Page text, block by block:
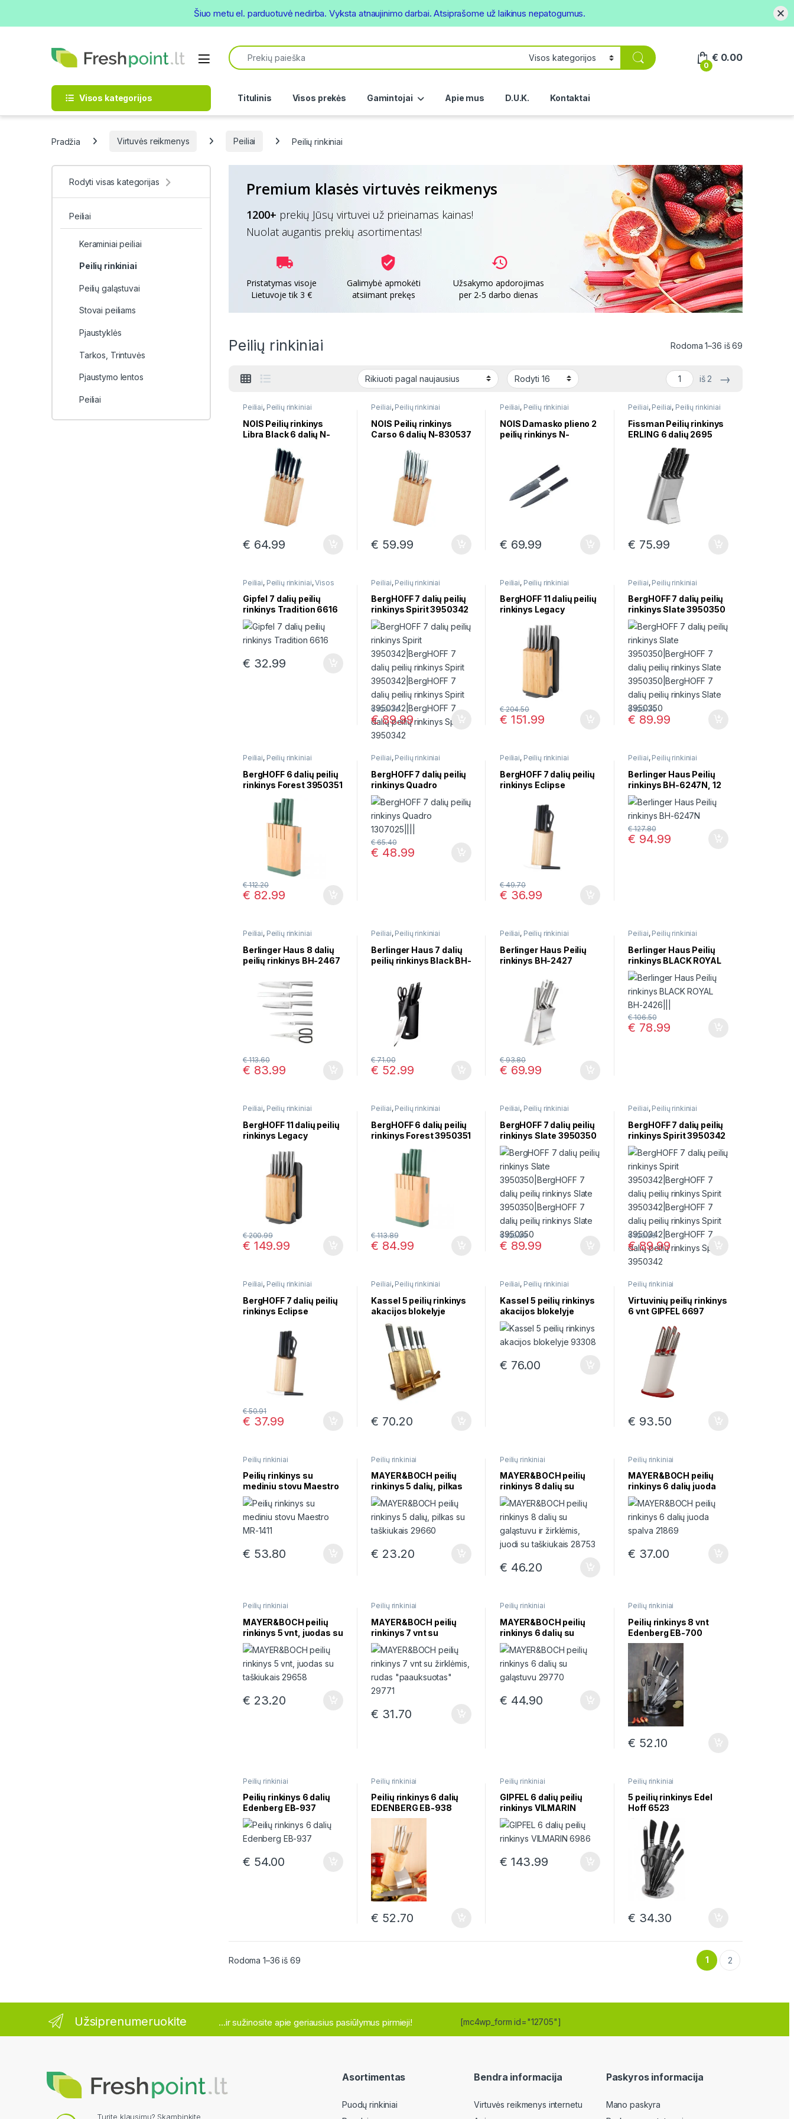
Open
Search for:
0
€ 0.00
Visos kategorijos Titulinis Visos prekės Gamintojai Apie mus D.U.K. Kontaktai
Pradžia Virtuvės reikmenys Peiliai Peilių rinkiniai
1200+ prekių Jūsų virtuvei už prieinamas kainas!
Nuolat augantis prekių asortimentas!
Premium klasės virtuvės reikmenys
Pristatymas visoje
Lietuvoje tik 3 €
Galimybė apmokėti
atsiimant prekęs
Užsakymo apdorojimas
per 2-5 darbo dienas
Peilių rinkiniai Rodoma 1–36 iš 69
iš 2 →
Peiliai, Peilių rinkiniai
NOIS Peilių rinkinys
Libra Black 6 dalių N-
€ 64.99
Peiliai, Peilių rinkiniai
NOIS Peilių rinkinys
Carso 6 dalių N-830537
€ 59.99
Peiliai, Peilių rinkiniai
NOIS Damasko plieno 2
peilių rinkinys N-
€ 69.99
Peiliai, Peiliai, Peilių rinkiniai
Fissman Peilių rinkinys
ERLING 6 dalių 2695
€ 75.99
Peiliai, Peilių rinkiniai,Visos
Gipfel 7 dalių peilių
rinkinys Tradition 6616
€ 32.99
Peiliai, Peilių rinkiniai
BergHOFF 7 dalių peilių
rinkinys Spirit 3950342
€89.99
€120.70
Peiliai, Peilių rinkiniai
BergHOFF 11 dalių peilių
rinkinys Legacy
€ 151.99
€204.50
Peiliai, Peilių rinkiniai
BergHOFF 7 dalių peilių
rinkinys Slate 3950350
€ 89.99
€120.70
Peiliai, Peilių rinkiniai
BergHOFF 6 dalių peilių
rinkinys Forest 3950351
€ 82.99
€112.20
Peiliai, Peilių rinkiniai
BergHOFF 7 dalių peilių
rinkinys Quadro
1307025
€ 48.99
€65.40
Peiliai, Peilių rinkiniai
BergHOFF 7 dalių peilių
rinkinys Eclipse
€ 36.99
€49.70
Peiliai, Peilių rinkiniai
Berlinger Haus Peilių
rinkinys BH-6247N, 12
dalių
€ 94.99
€127.80
Peiliai, Peilių rinkiniai
Berlinger Haus 8 dalių
peilių rinkinys BH-2467
€ 83.99
€113.60
Peiliai, Peilių rinkiniai
Berlinger Haus 7 dalių
peilių rinkinys Black BH-
€ 52.99
€71.00
Peiliai, Peilių rinkiniai
Berlinger Haus Peilių
rinkinys BH-2427
€ 69.99
€93.80
Peiliai, Peilių rinkiniai
Berlinger Haus Peilių
rinkinys BLACK ROYAL
BH-2426
€ 78.99
€106.50
Peiliai, Peilių rinkiniai
BergHOFF 11 dalių peilių
rinkinys Legacy
€ 149.99
€200.99
Peiliai, Peilių rinkiniai
BergHOFF 6 dalių peilių
rinkinys Forest 3950351
€ 84.99
€113.89
Peiliai, Peilių rinkiniai
BergHOFF 7 dalių peilių
rinkinys Slate 3950350
€ 89.99
€120.59
Peiliai, Peilių rinkiniai
BergHOFF 7 dalių peilių
rinkinys Spirit 3950342
€89.99
€120.59
Peiliai, Peilių rinkiniai
BergHOFF 7 dalių peilių
rinkinys Eclipse
€ 37.99
€50.91
Peiliai, Peilių rinkiniai
Kassel 5 peilių rinkinys
akacijos blokelyje
93306
€ 70.20
Peiliai, Peilių rinkiniai
Kassel 5 peilių rinkinys
akacijos blokelyje
93308
€ 76.00
Peilių rinkiniai
Virtuvinių peilių rinkinys
6 vnt GIPFEL 6697
€ 93.50
Peilių rinkiniai
Peilių rinkinys su
mediniu stovu Maestro
MR-1411
€ 53.80
Peilių rinkiniai
MAYER&BOCH peilių
rinkinys 5 dalių, pilkas
su taškiukais 29660
€ 23.20
Peilių rinkiniai
MAYER&BOCH peilių
rinkinys 8 dalių su
galąstuvu ir žirklėmis,
juodi su taškiukais
28753
€ 46.20
Peilių rinkiniai
MAYER&BOCH peilių
rinkinys 6 dalių juoda
spalva 21869
€ 37.00
Peilių rinkiniai
MAYER&BOCH peilių
rinkinys 5 vnt, juodas su
taškiukais 29658
€ 23.20
Peilių rinkiniai
MAYER&BOCH peilių
rinkinys 7 vnt su
žirklėmis, rudas
“paauksuotas” 29771
€ 31.70
Peilių rinkiniai
MAYER&BOCH peilių
rinkinys 6 dalių su
galąstuvu 29770
€ 44.90
Peilių rinkiniai
Peilių rinkinys 8 vnt
Edenberg EB-700
€ 52.10
Peilių rinkiniai
Peilių rinkinys 6 dalių
Edenberg EB-937
€ 54.00
Peilių rinkiniai
Peilių rinkinys 6 dalių
EDENBERG EB-938
€ 52.70
Peilių rinkiniai
GIPFEL 6 dalių peilių
rinkinys VILMARIN
6986
€ 143.99
Peilių rinkiniai
5 peilių rinkinys Edel
Hoff 6523
€ 34.30
Rodoma 1–36 iš 69Rūšiuojama pagal naujausią 1 2
Rodyti visas kategorijas
Peiliai
Keraminiai peiliai
Peilių rinkiniai
Peilių galąstuvai
Stovai peiliams
Pjaustyklės
Tarkos, Trintuvės
Pjaustymo lentos
Peiliai
Užsiprenumeruokite ...ir sužinosite apie geriausius pasiūlymus pirmieji! [mc4wp_form id="12705"]
Turite klausimų? Skambinkite
Asortimentas
Puodų rinkiniai
Bendra informacija
Virtuvės reikmenys internetu
Paskyros informacija
Mano paskyra
Šiuo metu el. parduotuvė nedirba. Vyksta atnaujinimo darbai. Atsiprašome už laikinus nepatogumus.